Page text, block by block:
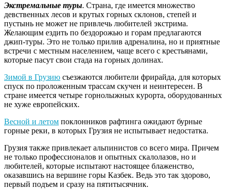
Экстремальные туры. Страна, где имеется множество
девственных лесов и крутых горных склонов, степей и
пустынь не может не привлечь любителей экстрима.
Желающим ездить по бездорожью и горам предлагаются
джип-туры. Это не только прилив адреналина, но и приятные
встречи с местным населением, чаще всего с крестьянами,
которые пасут свои стада на горных долинах.
Зимой в Грузию съезжаются любители фрирайда, для которых
спуск по проложенным трассам скучен и неинтересен. В
стране имеется четыре горнолыжных курорта, оборудованных
не хуже европейских.
Весной и летом поклонников рафтинга ожидают бурные
горные реки, в которых Грузия не испытывает недостатка.
Грузия также привлекает альпинистов со всего мира. Причем
не только профессионалов и опытных скалолазов, но и
любителей, которые испытают настоящее блаженство,
оказавшись на вершине горы Казбек. Ведь это так здорово,
первый подъем и сразу на пятитысячник.